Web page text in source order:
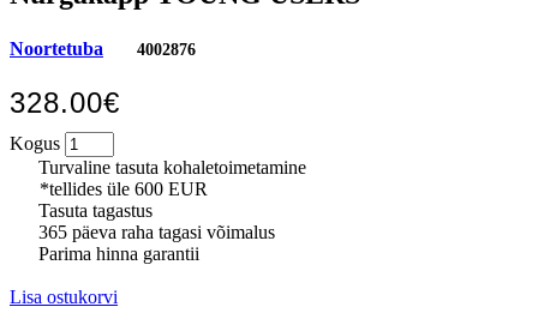
Noortetuba 4002876
328.00€
Kogus
Turvaline tasuta kohaletoimetamine
*tellides üle 600 EUR
Tasuta tagastus
365 päeva raha tagasi võimalus
Parima hinna garantii
Lisa ostukorvi